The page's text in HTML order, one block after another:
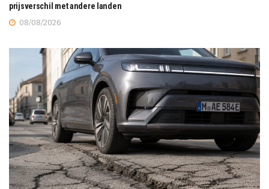
prijsverschil met andere landen
08/08/2026